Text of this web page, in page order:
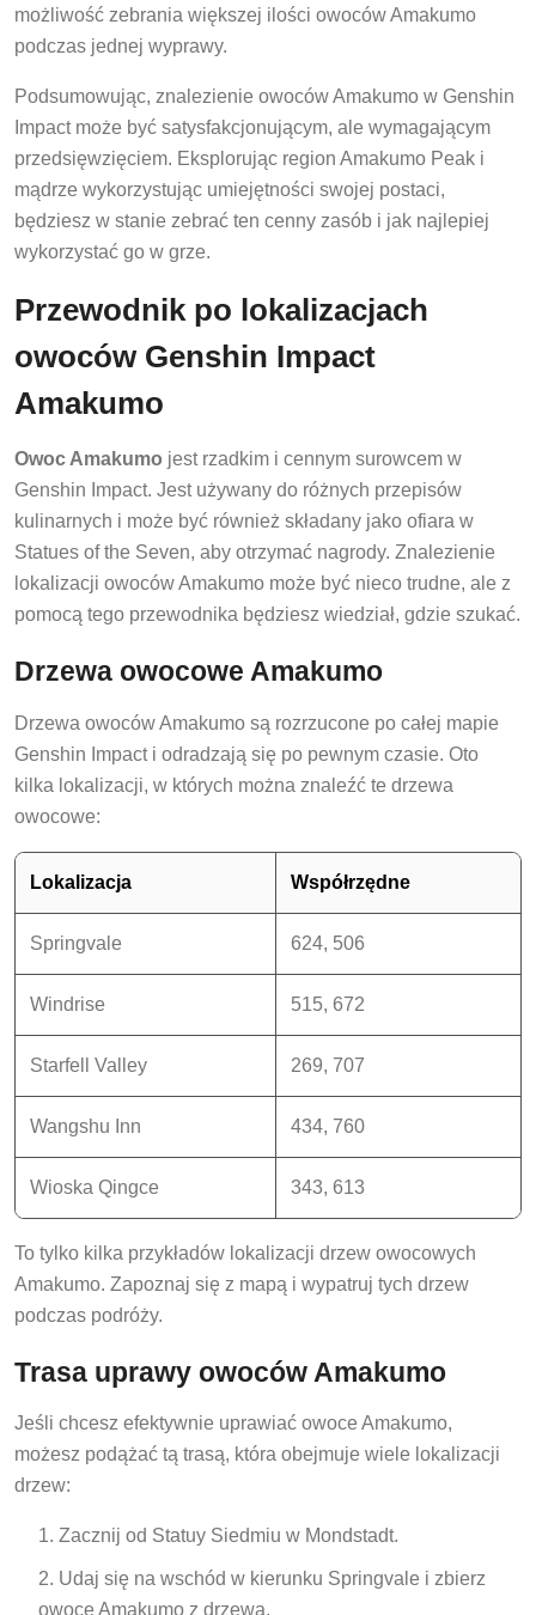
możliwość zebrania większej ilości owoców Amakumo
podczas jednej wyprawy.
Podsumowując, znalezienie owoców Amakumo w Genshin
Impact może być satysfakcjonującym, ale wymagającym
przedsięwzięciem. Eksplorując region Amakumo Peak i
mądrze wykorzystując umiejętności swojej postaci,
będziesz w stanie zebrać ten cenny zasób i jak najlepiej
wykorzystać go w grze.
Przewodnik po lokalizacjach
owoców Genshin Impact
Amakumo
Owoc Amakumo jest rzadkim i cennym surowcem w
Genshin Impact. Jest używany do różnych przepisów
kulinarnych i może być również składany jako ofiara w
Statues of the Seven, aby otrzymać nagrody. Znalezienie
lokalizacji owoców Amakumo może być nieco trudne, ale z
pomocą tego przewodnika będziesz wiedział, gdzie szukać.
Drzewa owocowe Amakumo
Drzewa owoców Amakumo są rozrzucone po całej mapie
Genshin Impact i odradzają się po pewnym czasie. Oto
kilka lokalizacji, w których można znaleźć te drzewa
owocowe:
Lokalizacja Współrzędne
Springvale 624, 506
Windrise 515, 672
Starfell Valley 269, 707
Wangshu Inn 434, 760
Wioska Qingce 343, 613
To tylko kilka przykładów lokalizacji drzew owocowych
Amakumo. Zapoznaj się z mapą i wypatruj tych drzew
podczas podróży.
Trasa uprawy owoców Amakumo
Jeśli chcesz efektywnie uprawiać owoce Amakumo,
możesz podążać tą trasą, która obejmuje wiele lokalizacji
drzew:
Zacznij od Statuy Siedmiu w Mondstadt.
Udaj się na wschód w kierunku Springvale i zbierz
owoce Amakumo z drzewa.